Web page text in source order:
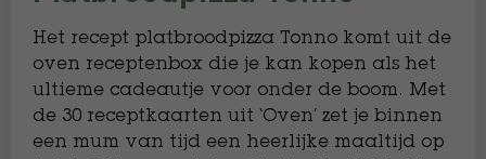
Het recept platbroodpizza Tonno komt uit de
oven receptenbox die je kan kopen als het
ultieme cadeautje voor onder de boom. Met
de 30 receptkaarten uit ‘Oven’ zet je binnen
een mum van tijd een heerlijke maaltijd op